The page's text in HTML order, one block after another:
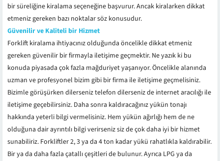
bir süreliğine kiralama seçeneğine başvurur. Ancak kiralarken dikkat
etmeniz gereken bazı noktalar söz konusudur.
Güvenilir ve Kaliteli bir Hizmet
Forklift kiralama ihtiyacınız olduğunda öncelikle dikkat etmeniz
gereken güvenilir bir firmayla iletişime geçmektir. Ne yazık ki bu
konuda piyasada çok fazla mağduriyet yaşanıyor. Öncelikle alanında
uzman ve profesyonel bizim gibi bir firma ile iletişime geçmelisiniz.
Bizimle görüşürken dilerseniz telefon dilerseniz de internet aracılığı ile
iletişime geçebilirsiniz. Daha sonra kaldıracağınız yükün tonajı
hakkında yeterli bilgi vermelisiniz. Hem yükün ağırlığı hem de ne
olduğuna dair ayrıntılı bilgi verirseniz siz de çok daha iyi bir hizmet
sunabiliriz. Forkliftler 2, 3 ya da 4 ton kadar yükü rahatlıkla kaldırabilir.
Bir ya da daha fazla çatallı çeşitleri de bulunur. Ayrıca LPG ya da